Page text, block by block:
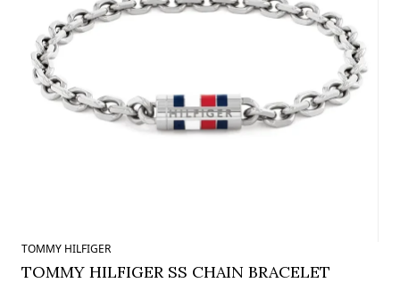
TOMMY HILFIGER
TOMMY HILFIGER SS CHAIN BRACELET